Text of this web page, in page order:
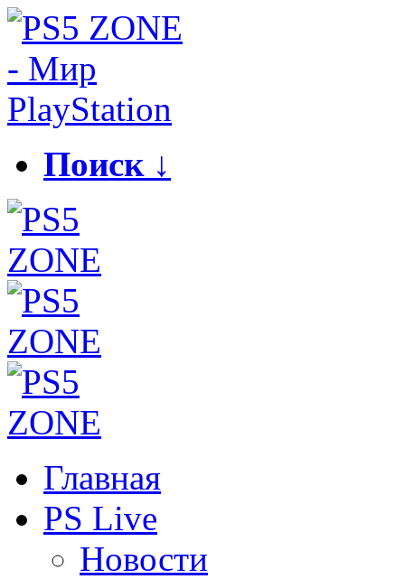
Поиск ↓
Главная
PS Live
Новости